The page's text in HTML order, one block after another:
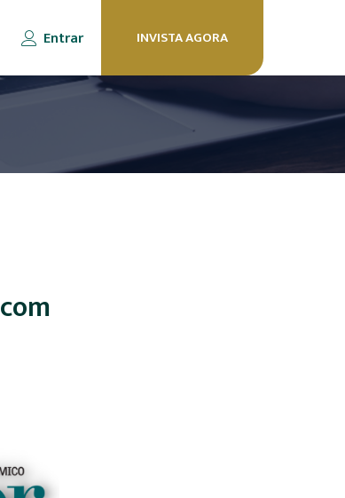
Entrar INVISTA AGORA